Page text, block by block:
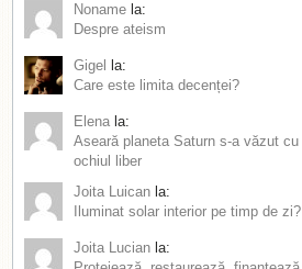
Noname la:
Despre ateism
Gigel
la:
Care este limita decenței?
Elena la:
Aseară planeta Saturn s-a văzut cu
ochiul liber
Joita Luican la:
Iluminat solar interior pe timp de zi?
Joita Lucian la: